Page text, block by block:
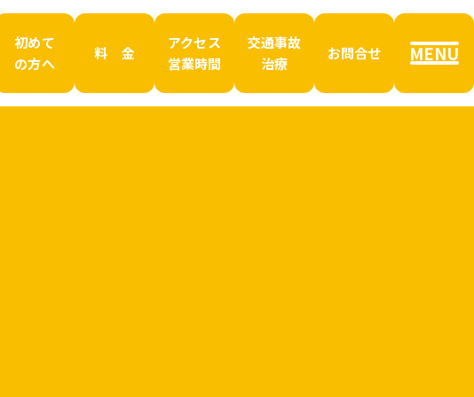
初めて
の方へ
料 金
アクセス
営業時間
交通事故
治療
お問合せ MENU